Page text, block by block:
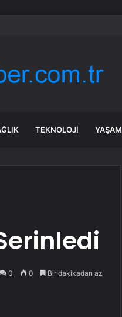
üstünde fiyatlandırıyor
TEKNOLOJI YAŞAM
0 0 Bir dakikadan az